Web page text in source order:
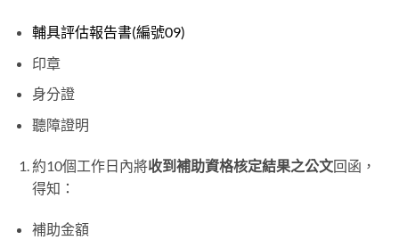
輔具評估報告書(編號09)
印章
身分證
聽障證明
約10個工作日內將收到補助資格核定結果之公文回函，
得知：
補助金額